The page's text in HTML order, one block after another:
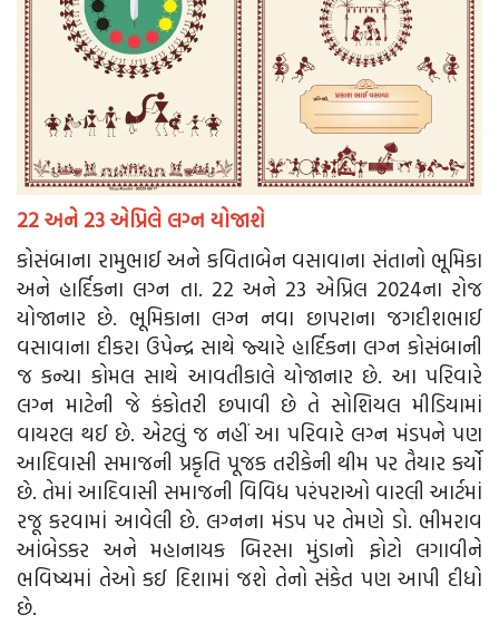
22 અને 23 એપ્રિલે લગ્ન યોજાશે
કોસંબાના રામુભાઈ અને કવિતાબેન વસાવાના સંતાનો ભૂમિકા
અને હાર્દિકના લગ્ન તા. 22 અને 23 એપ્રિલ 2024ના રોજ
યોજાનાર છે. ભૂમિકાના લગ્ન નવા છાપરાના જગદીશભાઈ
વસાવાના દીકરા ઉપેન્દ્ર સાથે જ્યારે હાર્દિકના લગ્ન કોસંબાની
જ કન્યા કોમલ સાથે આવતીકાલે યોજાનાર છે. આ પરિવારે
લગ્ન માટેની જે કંકોતરી છપાવી છે તે સોશિયલ મીડિયામાં
વાયરલ થઈ છે. એટલું જ નહીં આ પરિવારે લગ્ન મંડપને પણ
આદિવાસી સમાજની પ્રકૃતિ પૂજક તરીકેની થીમ પર તૈયાર કર્યો
છે. તેમાં આદિવાસી સમાજની વિવિધ પરંપરાઓ વારલી આર્ટમાં
રજૂ કરવામાં આવેલી છે. લગ્નના મંડપ પર તેમણે ડો. ભીમરાવ
આંબેડકર અને મહાનાયક બિરસા મુંડાનો ફોટો લગાવીને
ભવિષ્યમાં તેઓ કઈ દિશામાં જશે તેનો સંકેત પણ આપી દીધો
છે.